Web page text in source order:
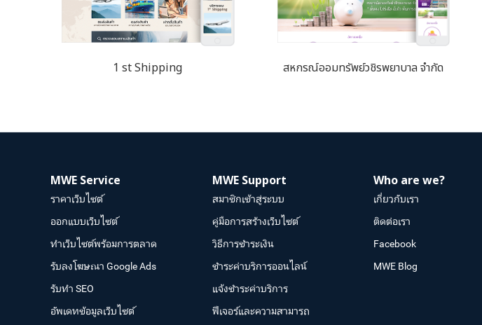
1 st Shipping สหกรณ์ออมทรัพย์วชิรพยาบาล จำกัด
MWE Service
ราคาเว็บไซต์
ออกแบบเว็บไซต์
ทำเว็บไซต์พร้อมการตลาด
รับลงโฆษณา Google Ads
รับทำ SEO
อัพเดทข้อมูลเว็บไซต์
MWE Support
สมาชิกเข้าสู่ระบบ
คู่มือการสร้างเว็บไซต์
วิธีการชำระเงิน
ชำระค่าบริการออนไลน์
แจ้งชำระค่าบริการ
ฟีเจอร์และความสามารถ
Who are we?
เกี่ยวกับเรา
ติดต่อเรา
Facebook
MWE Blog